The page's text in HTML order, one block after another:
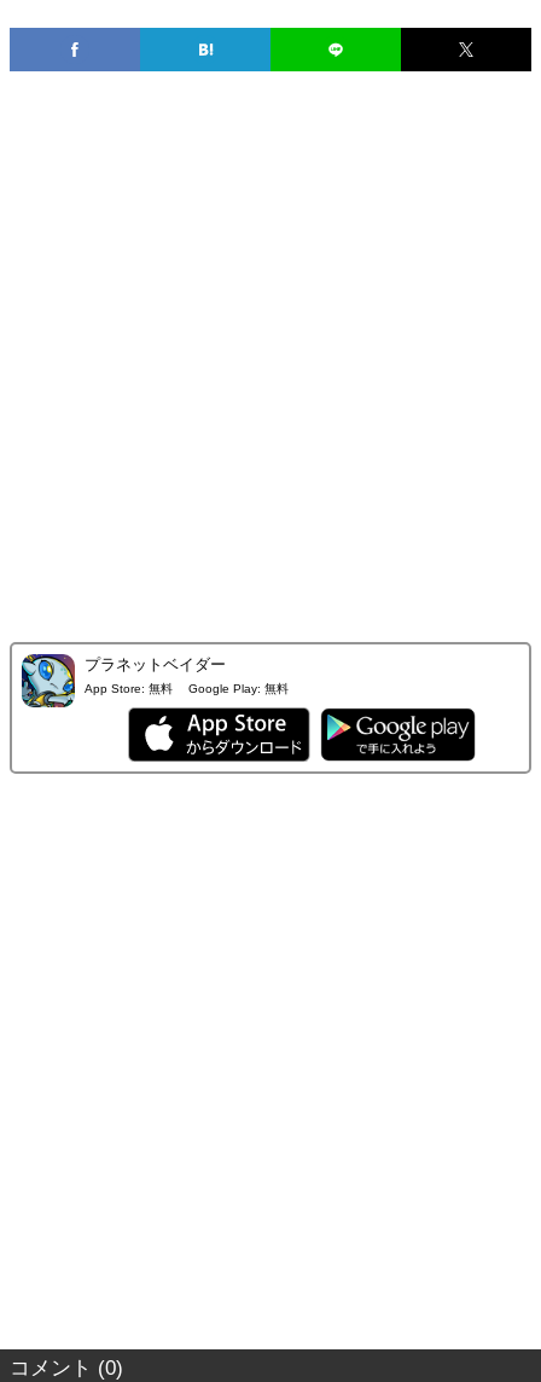
プラネットベイダー
App Store: 無料 Google Play: 無料
コメント (0)